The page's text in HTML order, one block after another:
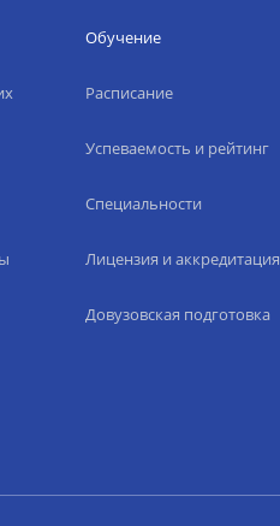
Обучение
Расписание
Успеваемость и рейтинг
Специальности
Лицензия и аккредитация
Довузовская подготовка